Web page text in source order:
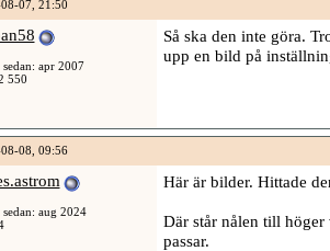
07, 21:50
apr 2007
550
Så ska den inte göra.
upp en bild på
08, 09:56
aug 2024
Här är bilder. Hittade
Där står nålen till höger
passar.